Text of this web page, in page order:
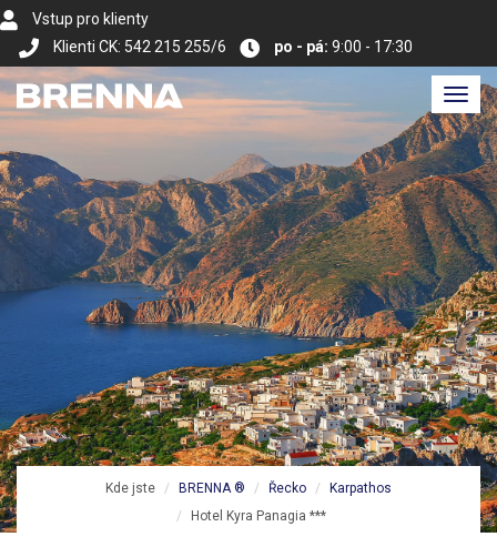
Vstup pro klienty
Klienti CK: 542 215 255/6
po - pá: 9:00 - 17:30
Kde jste BRENNA ® Řecko
Karpathos
Hotel Kyra Panagia ***